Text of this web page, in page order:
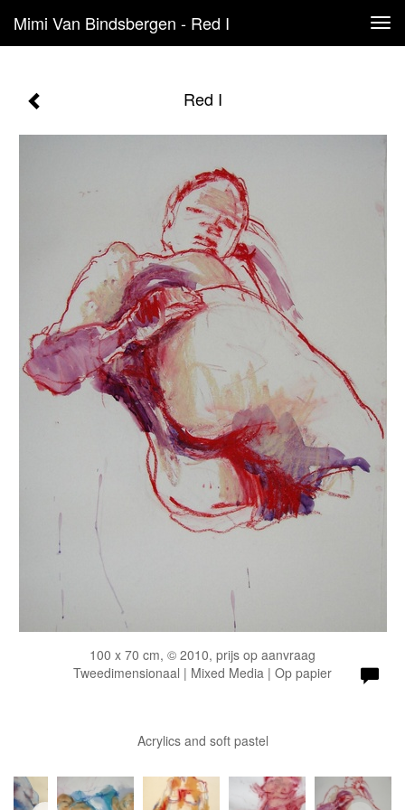
Mimi Van Bindsbergen - Red I
Red I
100 x 70 cm, © 2010, prijs op aanvraag
Tweedimensionaal | Mixed Media | Op papier
Acrylics and soft pastel